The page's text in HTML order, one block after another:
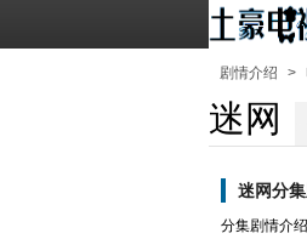
剧情介绍 >
迷网
迷网分
分集剧情介绍